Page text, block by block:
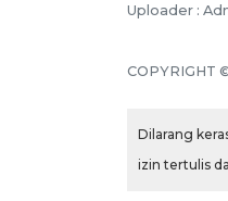
Uploader :
COPYRIGHT
Dilarang
izin tertulis